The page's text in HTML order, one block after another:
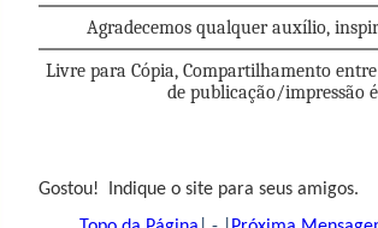
Agradecemos qualquer auxílio,
Livre para Cópia, Compartilhamento
de publicação/impressão
Gostou! Indique o site para seus amigos.